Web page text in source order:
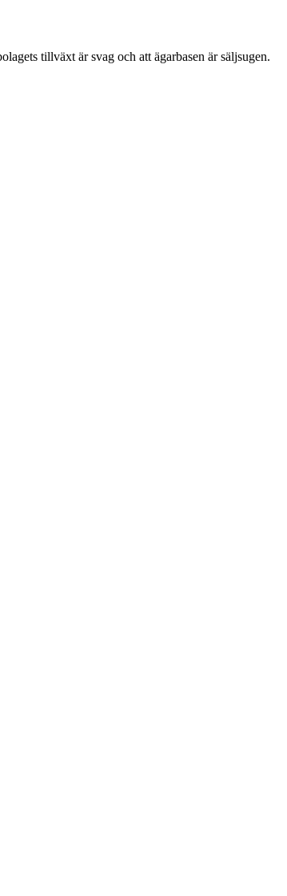
tillväxt är svag och att ägarbasen är säljsugen.